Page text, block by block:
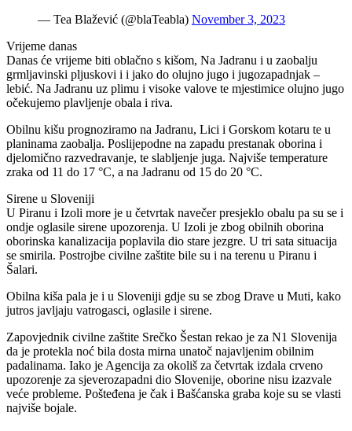
— Tea Blažević (@blaTeabla) November 3, 2023
Vrijeme danas
Danas će vrijeme biti oblačno s kišom, Na Jadranu i u zaobalju
grmljavinski pljuskovi i i jako do olujno jugo i jugozapadnjak –
lebić. Na Jadranu uz plimu i visoke valove te mjestimice olujno jugo
očekujemo plavljenje obala i riva.
Obilnu kišu prognoziramo na Jadranu, Lici i Gorskom kotaru te u
planinama zaobalja. Poslijepodne na zapadu prestanak oborina i
djelomično razvedravanje, te slabljenje juga. Najviše temperature
zraka od 11 do 17 °C, a na Jadranu od 15 do 20 °C.
Sirene u Sloveniji
U Piranu i Izoli more je u četvrtak navečer presjeklo obalu pa su se i
ondje oglasile sirene upozorenja. U Izoli je zbog obilnih oborina
oborinska kanalizacija poplavila dio stare jezgre. U tri sata situacija
se smirila. Postrojbe civilne zaštite bile su i na terenu u Piranu i
Šalari.
Obilna kiša pala je i u Sloveniji gdje su se zbog Drave u Muti, kako
jutros javljaju vatrogasci, oglasile i sirene.
Zapovjednik civilne zaštite Srečko Šestan rekao je za N1 Slovenija
da je protekla noć bila dosta mirna unatoč najavljenim obilnim
padalinama. Iako je Agencija za okoliš za četvrtak izdala crveno
upozorenje za sjeverozapadni dio Slovenije, oborine nisu izazvale
veće probleme. Pošteđena je čak i Bašćanska graba koje su se vlasti
najviše bojale.